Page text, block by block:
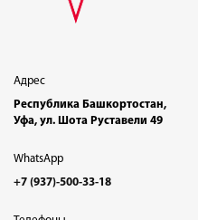
Адрес
Республика Башкортостан,
Уфа, ул. Шота Руставели 49
WhatsApp
+7 (937)-500-33-18